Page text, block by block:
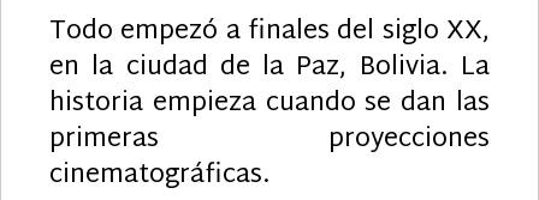
Todo empezó a finales del siglo XX,
en la ciudad de la Paz, Bolivia. La
historia empieza cuando se dan las
primeras proyecciones
cinematográficas.